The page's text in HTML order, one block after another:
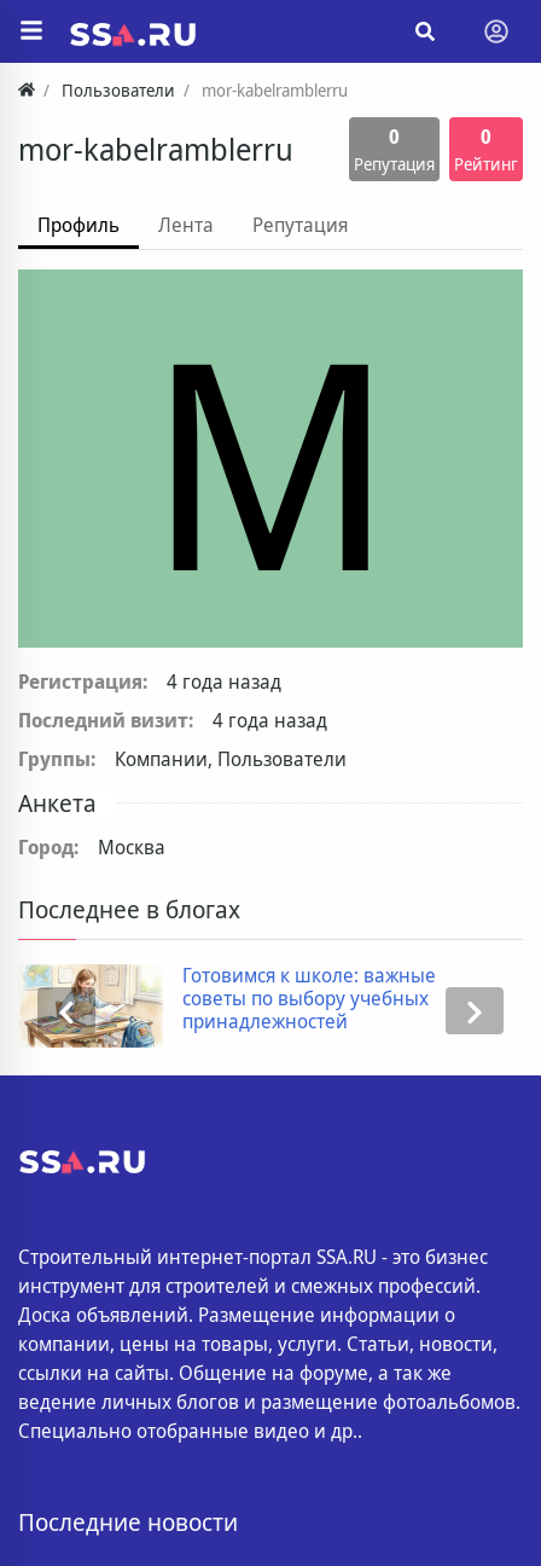
Пользователи mor-kabelramblerru
mor-kabelramblerru 0
Репутация
0
Рейтинг
Профиль Лента Репутация
M
Регистрация:
4 года назад
Последний визит:
4 года назад
Группы:
Компании, Пользователи
Анкета
Город: Москва
Последнее в блогах
Готовимся к школе: важные
советы по выбору учебных
принадлежностей
Строительный интернет-портал SSA.RU - это бизнес
инструмент для строителей и смежных профессий.
Доска объявлений. Размещение информации о
компании, цены на товары, услуги. Статьи, новости,
ссылки на сайты. Общение на форуме, а так же
ведение личных блогов и размещение фотоальбомов.
Специально отобранные видео и др..
Последние новости